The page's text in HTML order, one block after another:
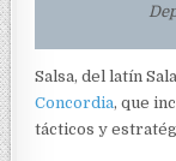
Salsa, del latín
Concordia, que
tácticos y